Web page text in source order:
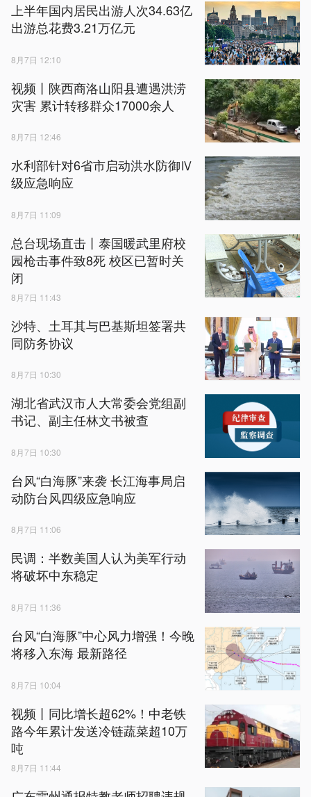
上半年国内居民出游人次34.63亿
出游总花费3.21万亿元
8月7日 12:10
视频丨陕西商洛山阳县遭遇洪涝
灾害 累计转移群众17000余人
8月7日 12:46
水利部针对6省市启动洪水防御Ⅳ
级应急响应
8月7日 11:09
总台现场直击丨泰国暖武里府校
园枪击事件致8死 校区已暂时关
闭
8月7日 11:43
沙特、土耳其与巴基斯坦签署共
同防务协议
8月7日 10:30
湖北省武汉市人大常委会党组副
书记、副主任林文书被查
8月7日 10:30
台风“白海豚”来袭 长江海事局启
动防台风四级应急响应
8月7日 11:06
民调：半数美国人认为美军行动
将破坏中东稳定
8月7日 11:36
台风“白海豚”中心风力增强！今晚
将移入东海 最新路径
8月7日 10:04
视频丨同比增长超62%！中老铁
路今年累计发送冷链蔬菜超10万
吨
8月7日 11:44